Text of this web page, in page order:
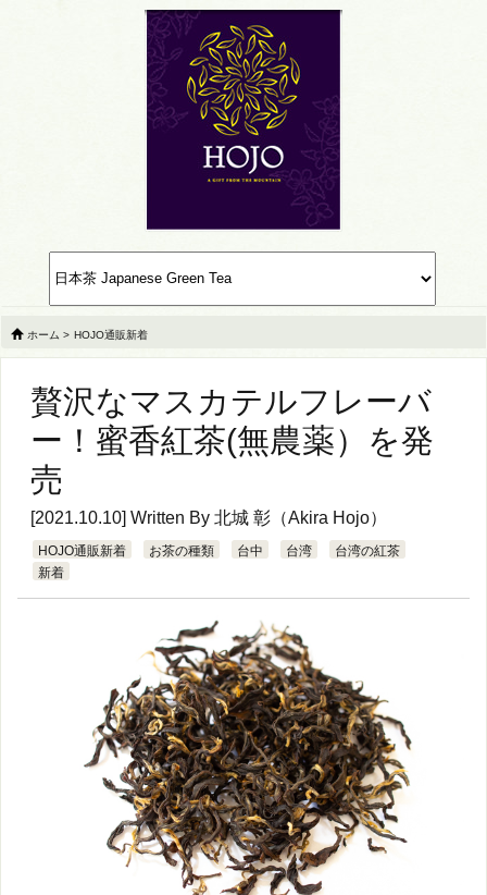
ホーム > HOJO通販新着
贅沢なマスカテルフレーバ
ー！蜜香紅茶(無農薬）を発
売
[2021.10.10] Written By 北城 彰（Akira Hojo）
HOJO通販新着 お茶の種類 台中 台湾
台湾の紅茶
新着